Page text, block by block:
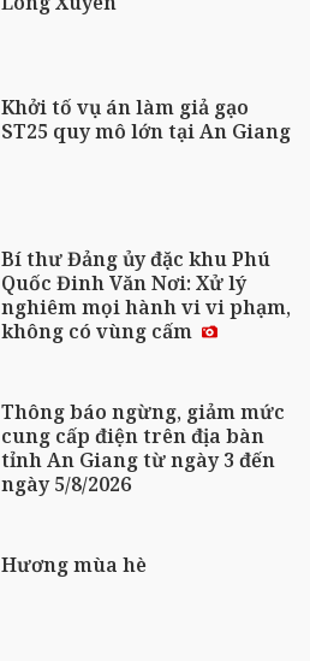
Khởi tố vụ án làm giả gạo
ST25 quy mô lớn tại An Giang
Bí thư Đảng ủy đặc khu Phú
Quốc Đinh Văn Nơi: Xử lý
nghiêm mọi hành vi vi phạm,
không có vùng cấm
Thông báo ngừng, giảm mức
cung cấp điện trên địa bàn
tỉnh An Giang từ ngày 3 đến
ngày 5/8/2026
Hương mùa hè